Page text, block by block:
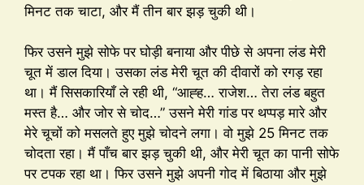
मिनट तक चाटा, और मैं तीन बार झड़ चुकी थी।
फिर उसने मुझे सोफे पर घोड़ी बनाया और पीछे से अपना लंड मेरी
चूत में डाल दिया। उसका लंड मेरी चूत की दीवारों को रगड़ रहा
था। मैं सिसकारियाँ ले रही थी, “आह्ह… राजेश… तेरा लंड बहुत
मस्त है… और जोर से चोद…” उसने मेरी गांड पर थप्पड़ मारे और
मेरे चूचों को मसलते हुए मुझे चोदने लगा। वो मुझे 25 मिनट तक
चोदता रहा। मैं पाँच बार झड़ चुकी थी, और मेरी चूत का पानी सोफे
पर टपक रहा था। फिर उसने मुझे अपनी गोद में बिठाया और मुझे